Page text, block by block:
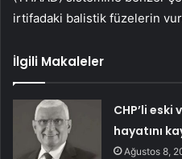
irtifadaki balistik füzelerin
İlgili Makaleler
CHP’li eski
hayatını
Ağustos 8,